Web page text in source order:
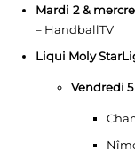
Mardi 2 &
– HandballTV
Liqui Moly
Vendredi